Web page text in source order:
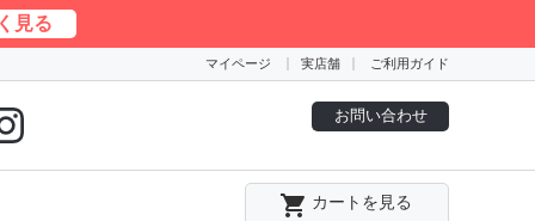
見る
マイページ 実店舗 ご利用ガイド
お問い合わせ
local_grocery_store カートを見る